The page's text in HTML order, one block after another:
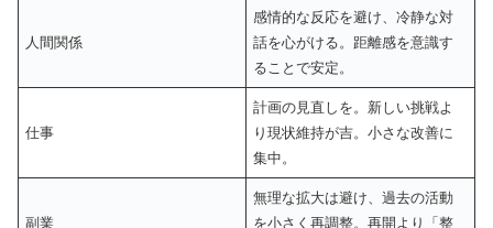
人間関係
感情的な反応を避け、冷静な対
話を心がける。距離感を意識す
ることで安定。
仕事
計画の見直しを。新しい挑戦よ
り現状維持が吉。小さな改善に
集中。
副業
無理な拡大は避け、過去の活動
を小さく再調整。再開より「整